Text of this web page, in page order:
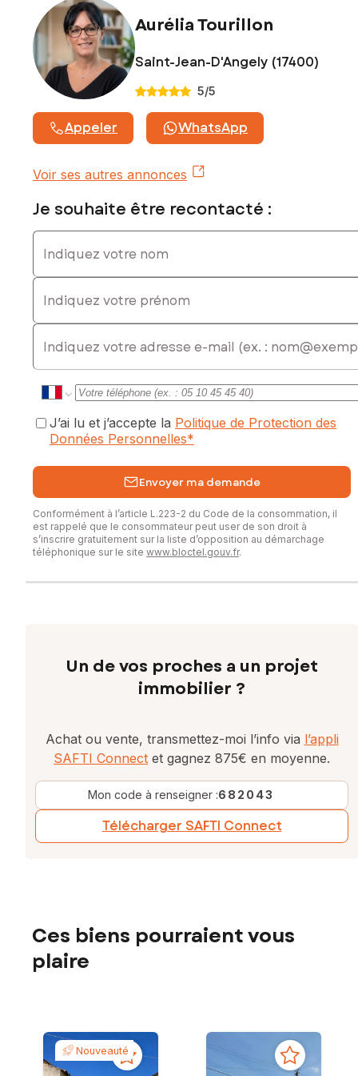
Aurélia Tourillon
Saint-Jean-D'Angely (17400)
5/5
Appeler WhatsApp
Voir ses autres annonces
Je souhaite être recontacté :
Indiquez votre nom
Indiquez votre prénom
E-mail
J’ai lu et j’accepte la Politique de Protection des
Données Personnelles*
Envoyer ma demande
Conformément à l’article L.223-2 du Code de la consommation, il
est rappelé que le consommateur peut user de son droit à
s’inscrire gratuitement sur la liste d’opposition au démarchage
téléphonique sur le site www.bloctel.gouv.fr.
Un de vos proches a un projet
immobilier ?
Achat ou vente, transmettez-moi l’info via l’appli
SAFTI Connect et gagnez 875€ en moyenne.
Mon code à renseigner :682043
Télécharger SAFTI Connect
Ces biens pourraient vous
plaire
Nouveauté